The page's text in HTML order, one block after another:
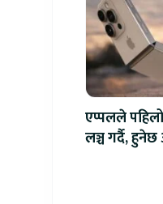
एप्पलले
लञ्च गर्दै,